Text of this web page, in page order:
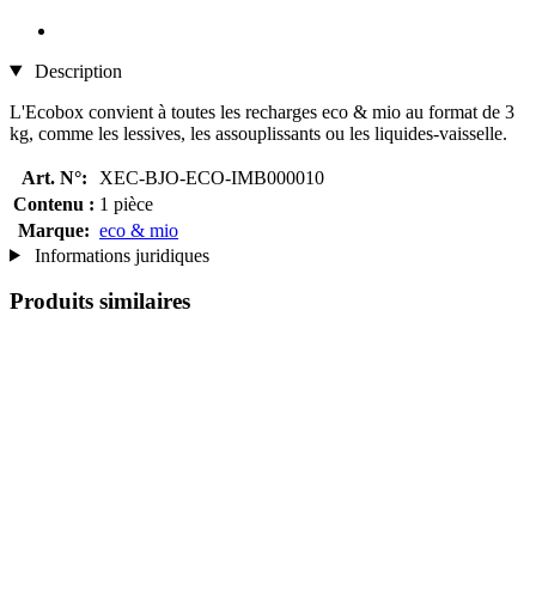
Description
L'Ecobox convient à toutes les recharges eco & mio au format de 3
kg, comme les lessives, les assouplissants ou les liquides-vaisselle.
Art. N°:
XEC-BJO-ECO-IMB000010
Contenu : 1 pièce
Marque: eco & mio
Informations juridiques
Produits similaires